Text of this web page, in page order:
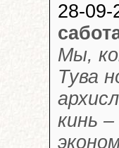
28-09-
Мы,
Тува
кинь